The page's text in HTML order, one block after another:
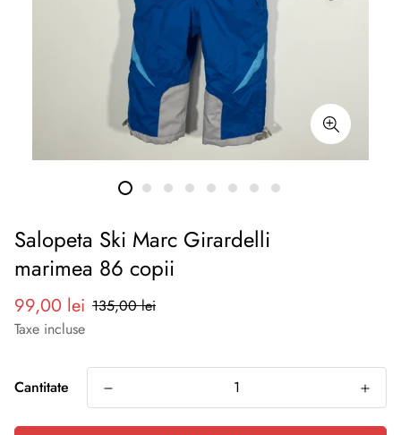
Salopeta Ski Marc Girardelli
marimea 86 copii
Preț
redus
99,00 lei
Preț
normal
135,00 lei
Taxe incluse
Cantitate